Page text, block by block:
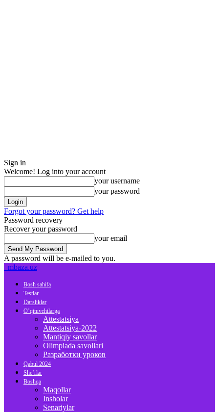
Sign in
Welcome! Log into your account
your username
your password
Forgot your password? Get help
Password recovery
Recover your password
your email
A password will be e-mailed to you.
mbaza.uz
Bosh sahifa
Testlar
Darsliklar
O’qituvchilarga
Attestatsiya
Attestatsiya-2022
Mantiqiy savollar
Olimpiada savollari
Разработки уроков
Qabul 2024
She’rlar
Boshqa
Maqollar
Insholar
Senariylar